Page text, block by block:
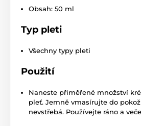
Obsah: 50 ml
Typ pleti
Všechny typy pleti
Použití
Naneste přiměřené množství
pleť. Jemně vmasírujte do
nevstřebá. Používejte ráno a